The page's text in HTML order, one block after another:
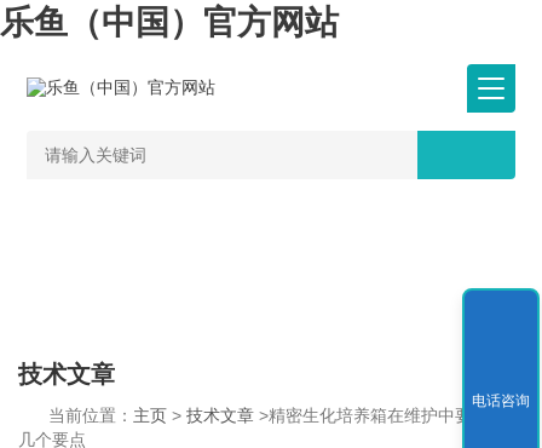
乐鱼（中国）官方网站
技术文章
当前位置： 主页 >技术文章 >精密生化培养箱在维护中要注意这
几个要点
电话咨询